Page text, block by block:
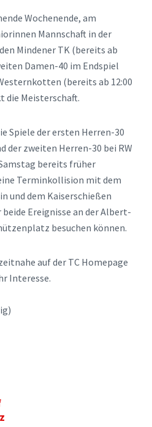
Wochenende, am
Mannschaft in der
Mindener TK (bereits ab
Damen-40 im Endspiel
(bereits ab 12:00
die Meisterschaft.
Spiele der ersten Herren-30
der zweiten Herren-30 bei RW
bereits früher
Terminkollision mit dem
und dem Kaiserschießen
beide Ereignisse an der Albert-
besuchen können.
auf der TC Homepage
Interesse.